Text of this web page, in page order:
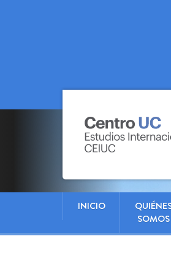
INICIO
SOMOS